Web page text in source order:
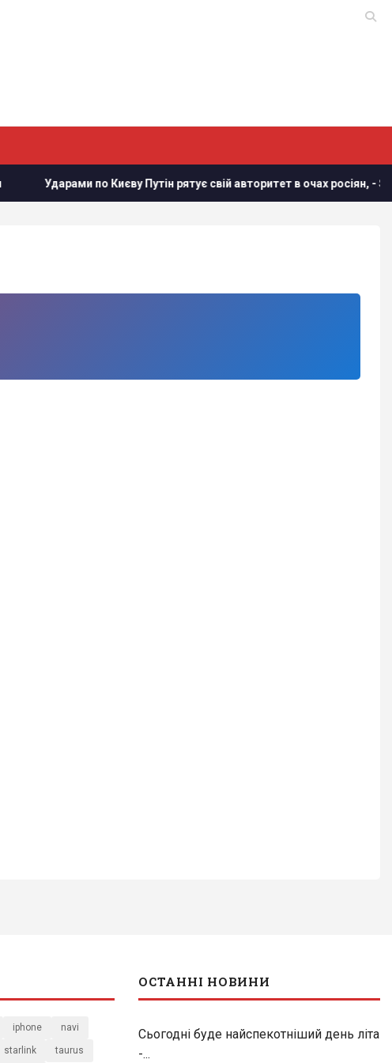
Ударами по Києву Путін рятує свій авторитет в очах росіян, - Sky
iphone navi
starlink taurus
ОСТАННІ НОВИНИ
Сьогодні буде найспекотніший день літа
-...